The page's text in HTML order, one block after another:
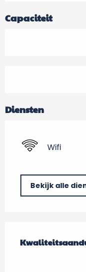
Capaciteit
Diensten
Wifi
Bekijk alle